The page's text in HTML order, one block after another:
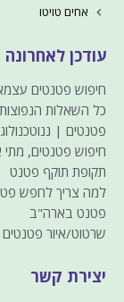
אחים טויטו
עודכן לאחרונה
חיפוש פטנטים
כל השאלות
פטנטים |
חיפוש פטנטים,
תקופת תוקף פטנט
למה צריך לחפש
פטנט בארה"ב
שרטוט/איור פטנטים
יצירת קשר